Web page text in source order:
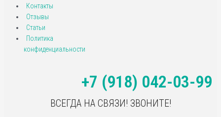
Контакты
Отзывы
Статьи
Политика
конфиденциальности
+7 (918) 042-03-99
ВСЕГДА НА СВЯЗИ! ЗВОНИТЕ!